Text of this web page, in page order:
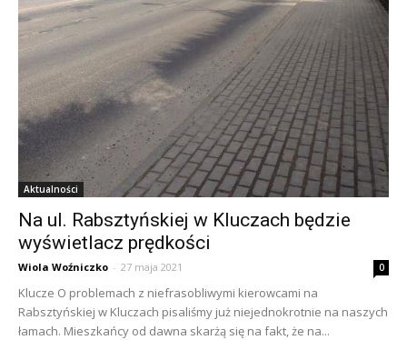
Aktualności
Na ul. Rabsztyńskiej w Kluczach będzie
wyświetlacz prędkości
Wiola Woźniczko - 27 maja 2021 0
Klucze O problemach z niefrasobliwymi kierowcami na
Rabsztyńskiej w Kluczach pisaliśmy już niejednokrotnie na naszych
łamach. Mieszkańcy od dawna skarżą się na fakt, że na...